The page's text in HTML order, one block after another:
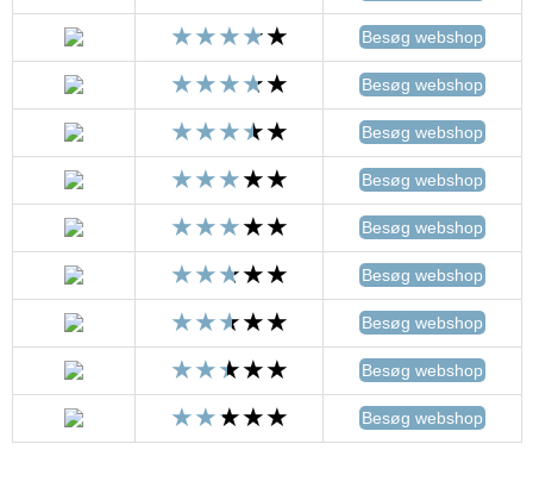
Besøg webshop
Besøg webshop
Besøg webshop
Besøg webshop
Besøg webshop
Besøg webshop
Besøg webshop
Besøg webshop
Besøg webshop